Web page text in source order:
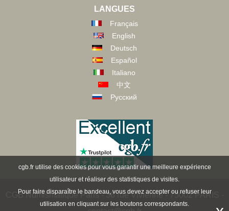
LANGUES
Français
English
Deutsch
Español
Italiano
中文
Русский
CGB Numismatique Paris - 36 rue Vivienne - 75002 PARIS -
cgb.fr utilise des cookies pour vous garantir une meilleure expérience
utilisateur et réaliser des statistiques de visites.
Pour faire disparaître le bandeau, vous devez accepter ou refuser leur
utilisation en cliquant sur les boutons correspondants.